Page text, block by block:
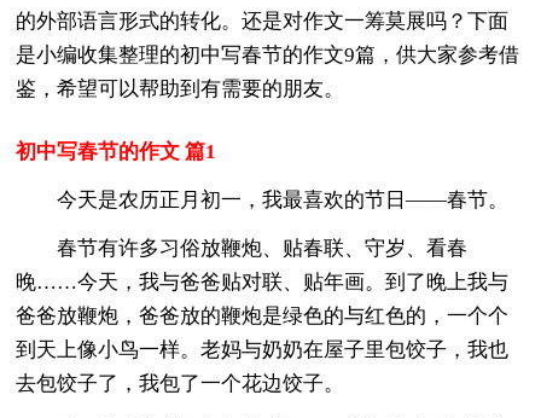
的外部语言形式的转化。还是对作文一筹莫展吗？下面
是小编收集整理的初中写春节的作文9篇，供大家参考借
鉴，希望可以帮助到有需要的朋友。
初中写春节的作文 篇1
今天是农历正月初一，我最喜欢的节日——春节。
春节有许多习俗放鞭炮、贴春联、守岁、看春
晚……今天，我与爸爸贴对联、贴年画。到了晚上我与
爸爸放鞭炮，爸爸放的鞭炮是绿色的与红色的，一个个
到天上像小鸟一样。老妈与奶奶在屋子里包饺子，我也
去包饺子了，我包了一个花边饺子。